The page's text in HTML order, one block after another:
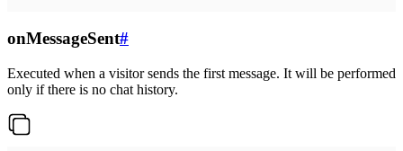
onMessageSent#
Executed when a visitor sends the first message. It will be performed
only if there is no chat history.